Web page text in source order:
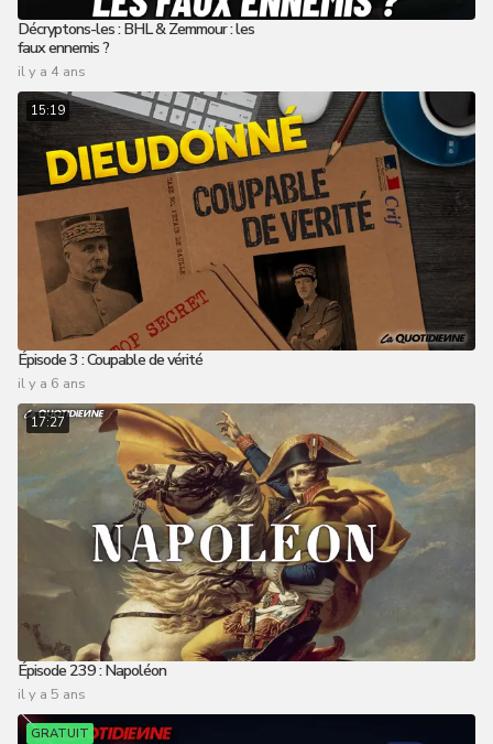
Décryptons-les : BHL & Zemmour : les
faux ennemis ?
il y a 4 ans
15:19
Épisode 3 : Coupable de vérité
il y a 6 ans
17:27
Épisode 239 : Napoléon
il y a 5 ans
GRATUIT